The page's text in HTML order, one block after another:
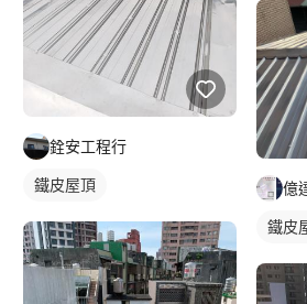
銓安工程行
鐵皮屋頂 億
鐵皮